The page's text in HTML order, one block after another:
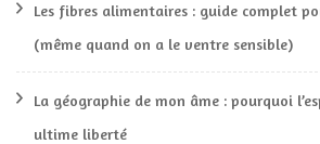
Les fibres alimentaires : guide complet
(même quand on a le ventre sensible)
La géographie de mon âme : pourquoi
ultime liberté